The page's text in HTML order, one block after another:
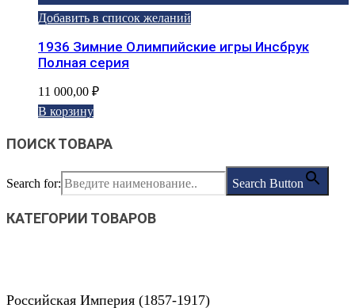
Добавить в список желаний
1936 Зимние Олимпийские игры Инсбрук
Полная серия
11 000,00 ₽
В корзину
ПОИСК ТОВАРА
Search for: Search Button
КАТЕГОРИИ ТОВАРОВ
Российская Империя (1857-1917)